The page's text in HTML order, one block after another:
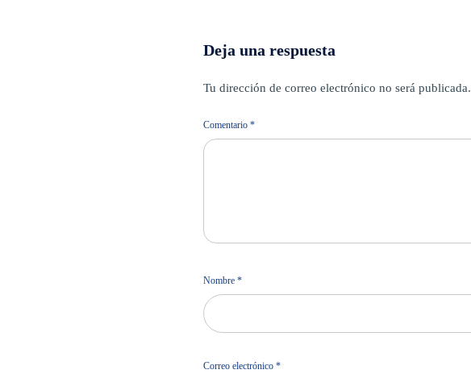
Deja una respuesta
Tu dirección de correo electrónico no será publicada.
Comentario *
Nombre *
Correo electrónico *